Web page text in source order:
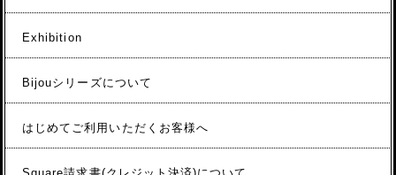
Exhibition
Bijouシリーズについて
はじめてご利用いただくお客様へ